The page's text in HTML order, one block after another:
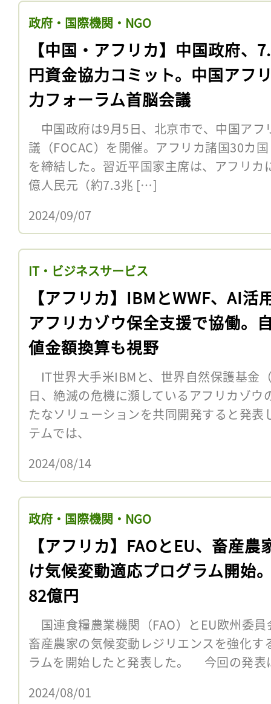
政府・国際機関・NGO
【中国・アフリカ】中国政府、
円資金協力コミット。中国アフ
力フォーラム首脳会議
中国政府は9月5日、北京市で、中国アフ
議（FOCAC）を開催。アフリカ諸国30カ
を締結した。習近平国家主席は、アフリ
億人民元（約7.3兆 […]
2024/09/07
IT・ビジネスサービス
【アフリカ】IBMとWWF、AI活
アフリカゾウ保全支援で協働。
値金額換算も視野
IT世界大手米IBMと、世界自然保護基金
日、絶滅の危機に瀕しているアフリカゾ
たなソリューションを共同開発すると発
テムでは、
2024/08/14
政府・国際機関・NGO
【アフリカ】FAOとEU、畜産農
け気候変動適応プログラム開始
82億円
国連食糧農業機関（FAO）とEU欧州委
畜産農家の気候変動レジリエンスを強化
ラムを開始したと発表した。 今回の発表
2024/08/01